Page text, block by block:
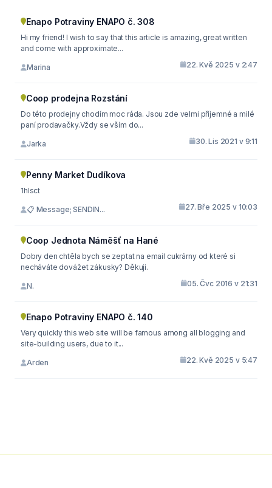
Enapo Potraviny ENAPO č. 308
Hi my friend! I wish to say that this article is amazing, great written
and come with approximate...
Marina 22. Kvě 2025 v 2:47
Coop prodejna Rozstání
Do této prodejny chodím moc ráda. Jsou zde velmi příjemné a milé
paní prodavačky.Vždy se vším do...
Jarka 30. Lis 2021 v 9:11
Penny Market Dudíkova
1hlsct
📋 Message; SENDIN... 27. Bře 2025 v 10:03
Coop Jednota Náměšť na Hané
Dobry den chtěla bych se zeptat na email cukrárny od které si
necháváte dovážet zákusky? Děkuji.
N. 05. Čvc 2016 v 21:31
Enapo Potraviny ENAPO č. 140
Very quickly this web site will be famous among all blogging and
site-building users, due to it...
Arden 22. Kvě 2025 v 5:47